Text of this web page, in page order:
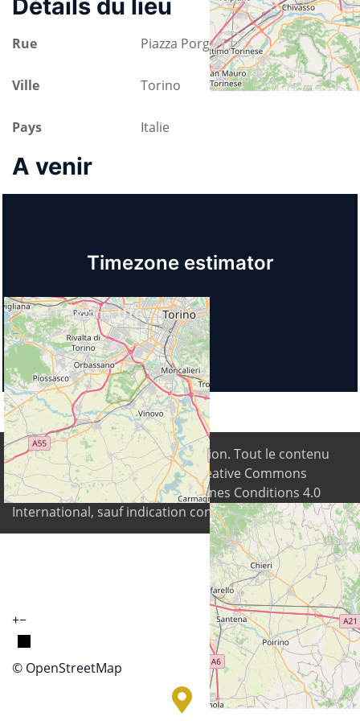
+−
© OpenStreetMap
Détails du lieu
Rue Piazza Porgo Dora
Ville Torino
Pays Italie
A venir
Timezone estimator
Your timezone:UTC
© 2026 Digital Freedom Foundation. Tout le contenu
est disponible sous la licence Creative Commons
Attribution-Partage dans les Mêmes Conditions 4.0
International, sauf indication contraire.